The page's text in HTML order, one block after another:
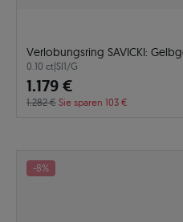
Verlobungsring SAVICKI:
0.10 ct|SI1/G
1.179 €
1.282 € Sie sparen 103 €
-8%